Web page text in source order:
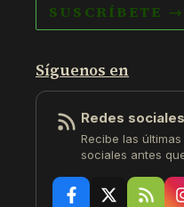
SUSCRÍBETE →
Síguenos en
Redes sociales
Recibe las
sociales antes